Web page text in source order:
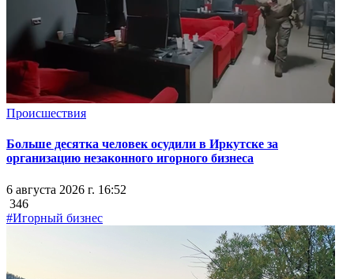
Происшествия
Больше десятка человек осудили в Иркутске за
организацию незаконного игорного бизнеса
6 августа 2026 г. 16:52
346
#Игорный бизнес